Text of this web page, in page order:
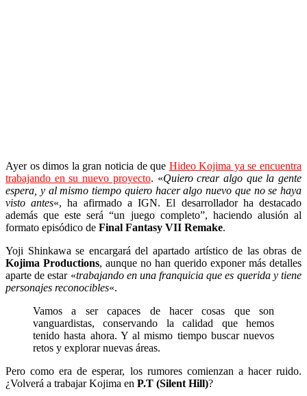
Ayer os dimos la gran noticia de que Hideo Kojima ya se encuentra
trabajando en su nuevo proyecto. «Quiero crear algo que la gente
espera, y al mismo tiempo quiero hacer algo nuevo que no se haya
visto antes«, ha afirmado a IGN. El desarrollador ha destacado
además que este será “un juego completo”, haciendo alusión al
formato episódico de Final Fantasy VII Remake.
Yoji Shinkawa se encargará del apartado artístico de las obras de
Kojima Productions, aunque no han querido exponer más detalles
aparte de estar «trabajando en una franquicia que es querida y tiene
personajes reconocibles«.
Vamos a ser capaces de hacer cosas que son
vanguardistas, conservando la calidad que hemos
tenido hasta ahora. Y al mismo tiempo buscar nuevos
retos y explorar nuevas áreas.
Pero como era de esperar, los rumores comienzan a hacer ruido.
¿Volverá a trabajar Kojima en P.T (Silent Hill)?